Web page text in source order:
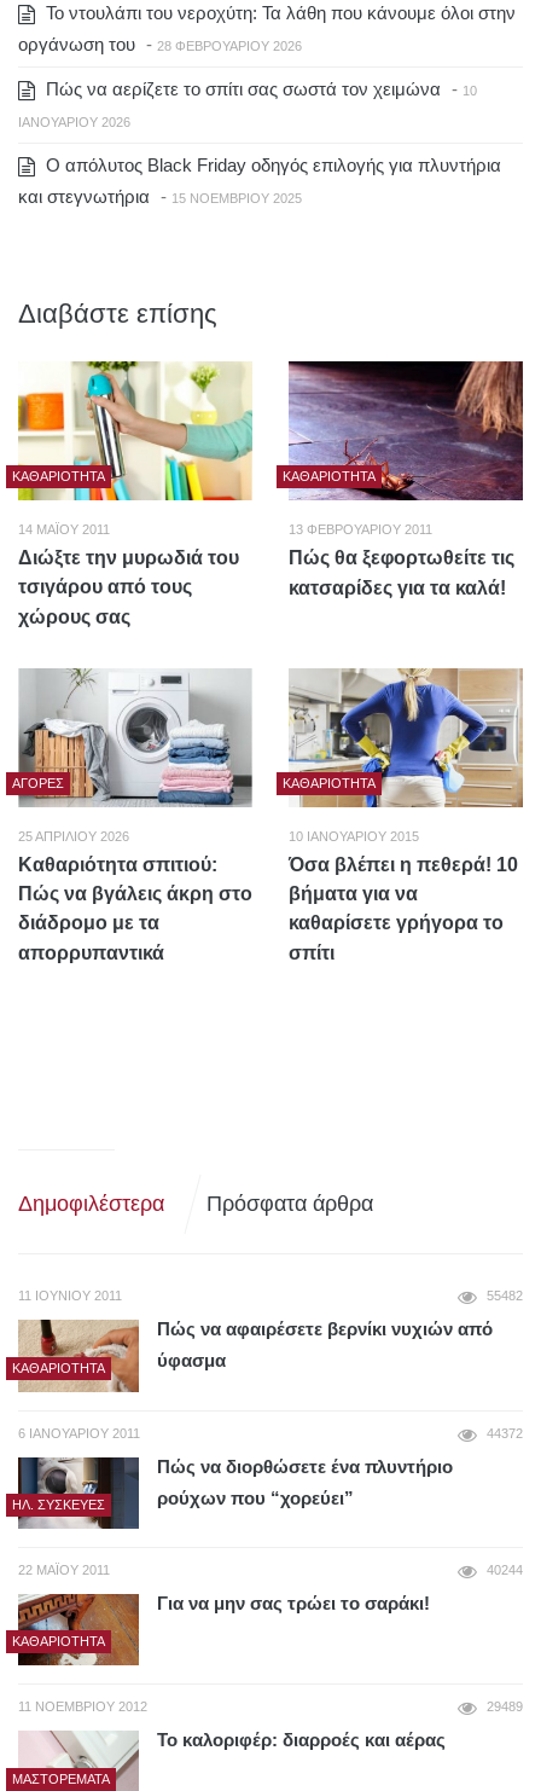
Το ντουλάπι του νεροχύτη: Τα λάθη που κάνουμε όλοι στην
οργάνωση του - 28 ΦΕΒΡΟΥΑΡΊΟΥ 2026
Πώς να αερίζετε το σπίτι σας σωστά τον χειμώνα - 10
ΙΑΝΟΥΑΡΊΟΥ 2026
Ο απόλυτος Black Friday οδηγός επιλογής για πλυντήρια
και στεγνωτήρια - 15 ΝΟΕΜΒΡΊΟΥ 2025
Διαβάστε επίσης
ΚΑΘΑΡΙΌΤΗΤΑ
14 ΜΑΪ́ΟΥ 2011
Διώξτε την μυρωδιά του
τσιγάρου από τους
χώρους σας
ΚΑΘΑΡΙΌΤΗΤΑ
13 ΦΕΒΡΟΥΑΡΊΟΥ 2011
Πώς θα ξεφορτωθείτε τις
κατσαρίδες για τα καλά!
ΑΓΟΡΈΣ
25 ΑΠΡΙΛΊΟΥ 2026
Καθαριότητα σπιτιού:
Πώς να βγάλεις άκρη στο
διάδρομο με τα
απορρυπαντικά
ΚΑΘΑΡΙΌΤΗΤΑ
10 ΙΑΝΟΥΑΡΊΟΥ 2015
Όσα βλέπει η πεθερά! 10
βήματα για να
καθαρίσετε γρήγορα το
σπίτι
Δημοφιλέστερα Πρόσφατα άρθρα
11 ΙΟΥΝΊΟΥ 2011 55482
ΚΑΘΑΡΙΌΤΗΤΑ
Πώς να αφαιρέσετε βερνίκι νυχιών από
ύφασμα
6 ΙΑΝΟΥΑΡΊΟΥ 2011 44372
ΗΛ. ΣΥΣΚΕΥΈΣ
Πώς να διορθώσετε ένα πλυντήριο
ρούχων που “χορεύει”
22 ΜΑΪ́ΟΥ 2011 40244
ΚΑΘΑΡΙΌΤΗΤΑ
Για να μην σας τρώει το σαράκι!
11 ΝΟΕΜΒΡΊΟΥ 2012 29489
ΜΑΣΤΟΡΈΜΑΤΑ
Το καλοριφέρ: διαρροές και αέρας